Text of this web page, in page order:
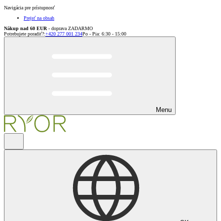
Navigácia pre prístupnosť
Prejsť na obsah
Nákup nad 60 EUR - doprava ZADARMO
Potrebujete poradiť?:+420 277 001 234Po - Pia: 6:30 - 15:00
Menu